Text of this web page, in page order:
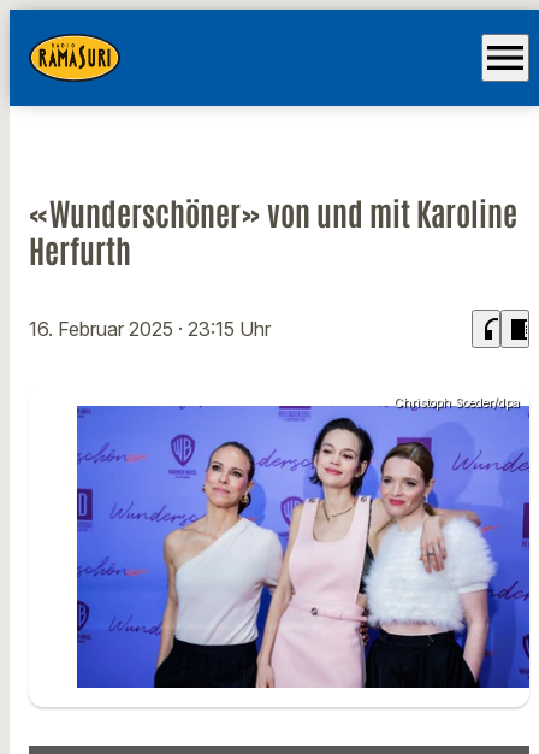
menu
«Wunderschöner» von und mit Karoline
Herfurth
16. Februar 2025 · 23:15 Uhr headphones chrome_reader_mode
Christoph Soeder/dpa